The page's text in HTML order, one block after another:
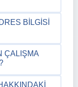
BILGISI
ÇALIŞMA